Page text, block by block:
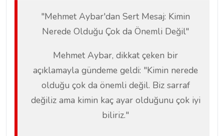
"Mehmet Aybar'dan Sert Mesaj: Kimin
Nerede Olduğu Çok da Önemli Değil"
Mehmet Aybar, dikkat çeken bir
açıklamayla gündeme geldi: "Kimin nerede
olduğu çok da önemli değil. Biz sarraf
değiliz ama kimin kaç ayar olduğunu çok iyi
biliriz."